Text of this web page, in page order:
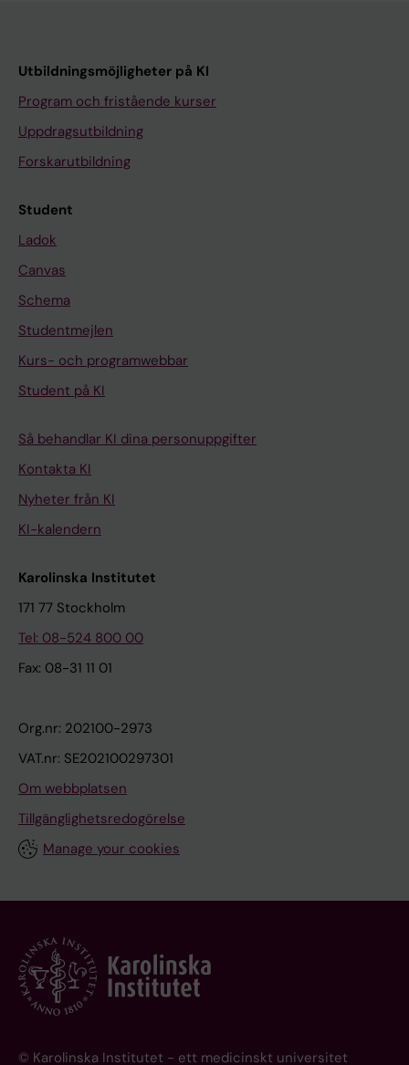
Utbildningsmöjligheter på KI
Program och fristående kurser
Uppdragsutbildning
Forskarutbildning
Student
Ladok
Canvas
Schema
Studentmejlen
Kurs- och programwebbar
Student på KI
Så behandlar KI dina personuppgifter
Kontakta KI
Nyheter från KI
KI-kalendern
Karolinska Institutet
171 77 Stockholm
Tel: 08-524 800 00
Fax: 08-31 11 01
Org.nr: 202100-2973
VAT.nr: SE202100297301
Om webbplatsen
Tillgänglighetsredogörelse
Manage your cookies
© Karolinska Institutet - ett medicinskt universitet